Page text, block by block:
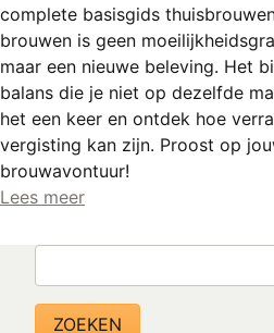
PERS/
LINKS
complete basisgids
brouwen is geen
maar een nieuwe beleving. Het
balans die je niet op dezelfde
het een keer en ontdek hoe
vergisting kan zijn. Proost op
brouwavontuur!
Lees meer